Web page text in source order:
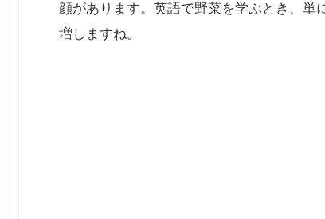
顔があります。英語で野菜を学ぶとき、
増しますね。